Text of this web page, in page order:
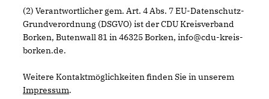
(2) Verantwortlicher gem. Art. 4 Abs. 7 EU-Datenschutz-
Grundverordnung (DSGVO) ist der CDU Kreisverband
Borken, Butenwall 81 in 46325 Borken, info@cdu-kreis-
borken.de.
Weitere Kontaktmöglichkeiten finden Sie in unserem
Impressum.